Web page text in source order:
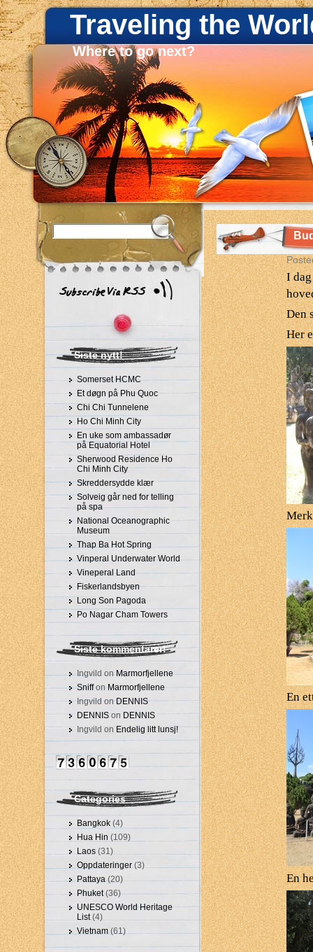
Traveling the
Where to go next?
Siste nytt!
Somerset HCMC
Et døgn på Phu Quoc
Chi Chi Tunnelene
Ho Chi Minh City
En uke som ambassadør
på Equatorial Hotel
Sherwood Residence Ho
Chi Minh City
Skreddersydde klær
Solveig går ned for telling
på spa
National Oceanographic
Museum
Thap Ba Hot Spring
Vinperal Underwater World
Vineperal Land
Fiskerlandsbyen
Long Son Pagoda
Po Nagar Cham Towers
Siste kommentarer!
Ingvild on Marmorfjellene
Sniffon Marmorfjellene
Ingvild on DENNIS
DENNIS on DENNIS
Ingvild on Endelig litt lunsj!
Categories
Bangkok (4)
Hua Hin (109)
Laos (31)
Oppdateringer (3)
Pattaya (20)
Phuket(36)
UNESCO World Heritage
List(4)
Vietnam (61)
I
Den
Her
En
En